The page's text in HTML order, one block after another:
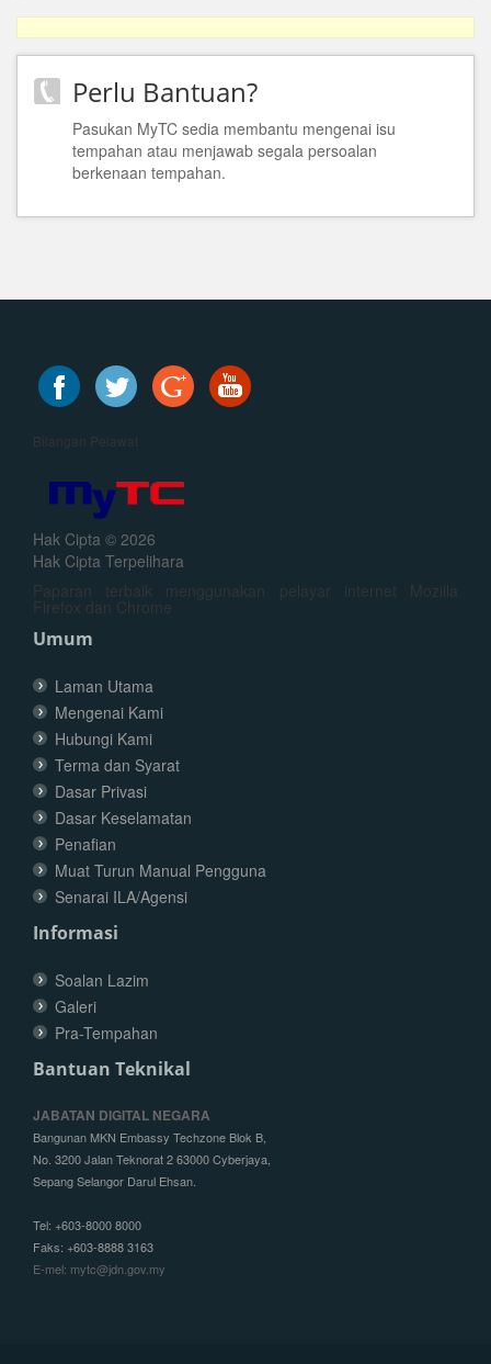
Perlu Bantuan?
Pasukan MyTC sedia membantu mengenai isu
tempahan atau menjawab segala persoalan
berkenaan tempahan.
Bilangan Pelawat
Hak Cipta © 2026
Hak Cipta Terpelihara
Paparan terbaik menggunakan pelayar internet Mozilla
Firefox dan Chrome
Umum
Laman Utama
Mengenai Kami
Hubungi Kami
Terma dan Syarat
Dasar Privasi
Dasar Keselamatan
Penafian
Muat Turun Manual Pengguna
Senarai ILA/Agensi
Informasi
Soalan Lazim
Galeri
Pra-Tempahan
Bantuan Teknikal
JABATAN DIGITAL NEGARA
Bangunan MKN Embassy Techzone Blok B,
No. 3200 Jalan Teknorat 2 63000 Cyberjaya,
Sepang Selangor Darul Ehsan.
Tel: +603-8000 8000
Faks: +603-8888 3163
E-mel: mytc@jdn.gov.my